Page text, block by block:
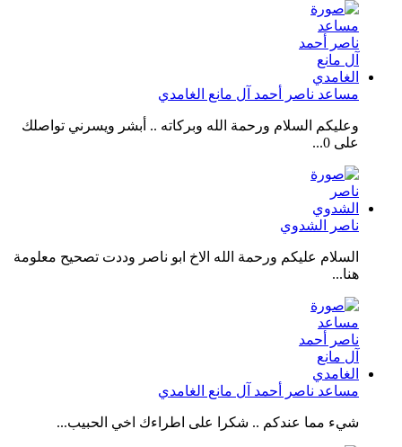
مساعد ناصر أحمد آل مانع الغامدي
وعليكم السلام ورحمة الله وبركاته .. أبشر ويسرني تواصلك
على 0...
ناصر الشدوي
السلام عليكم ورحمة الله الاخ ابو ناصر وددت تصحيح معلومة
هنا...
مساعد ناصر أحمد آل مانع الغامدي
شيء مما عندكم .. شكرا على اطراءك اخي الحبيب...